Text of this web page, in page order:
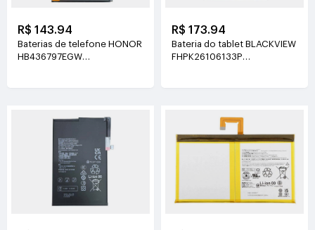
R$ 143.94
Baterias de telefone HONOR
HB436797EGW
R$ 173.94
Bateria do tablet BLACKVIEW
FHPK26106133P